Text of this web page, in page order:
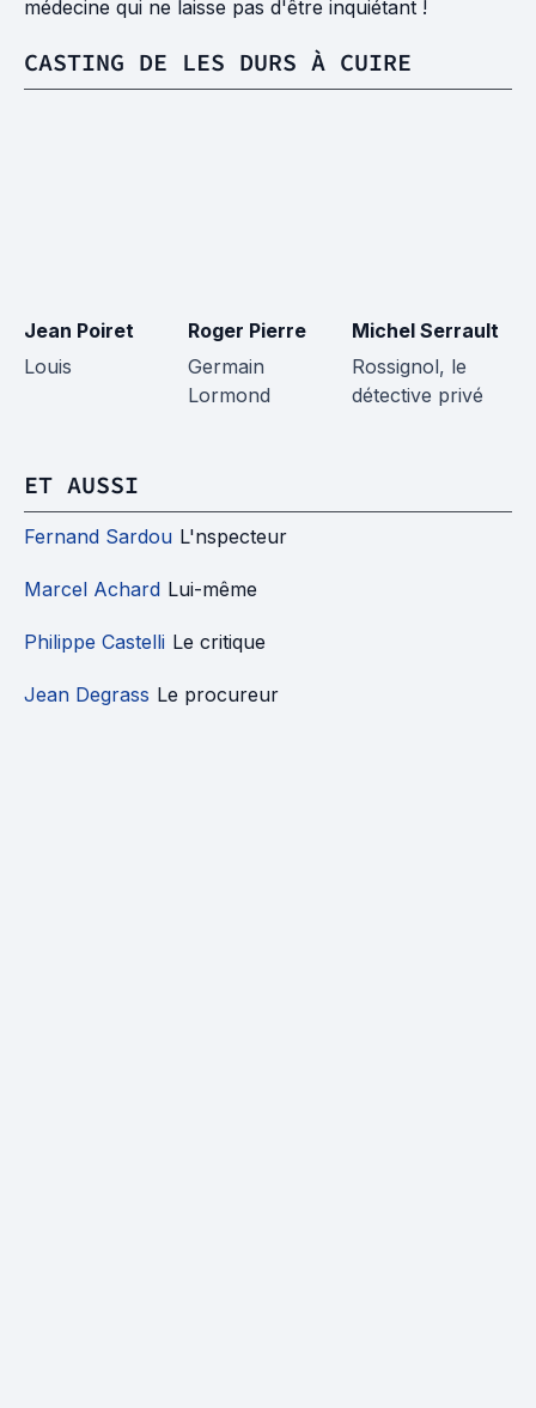
médecine qui ne laisse pas d'être inquiétant !
CASTING DE LES DURS À CUIRE
Jean Poiret
Louis
Roger Pierre
Germain
Lormond
Michel Serrault
Rossignol, le
détective privé
ET AUSSI
Fernand Sardou L'nspecteur
Marcel Achard Lui-même
Philippe Castelli Le critique
Jean Degrass Le procureur